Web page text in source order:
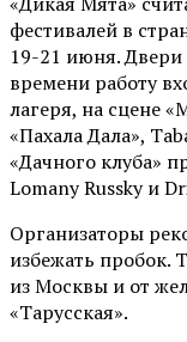
фестивалей в
19-21 июня. Двери
времени работу
лагеря, на сцене
«Пахала Дала»,
«Дачного клуба»
Lomany Russky и
Организаторы
избежать пробок.
из Москвы и от
«Тарусская».